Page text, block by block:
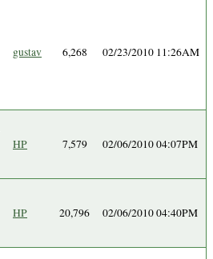
gustav 6,268 02/23/2010 11:26AM
HP 7,579 02/06/2010 04:07PM
HP 20,796 02/06/2010 04:40PM